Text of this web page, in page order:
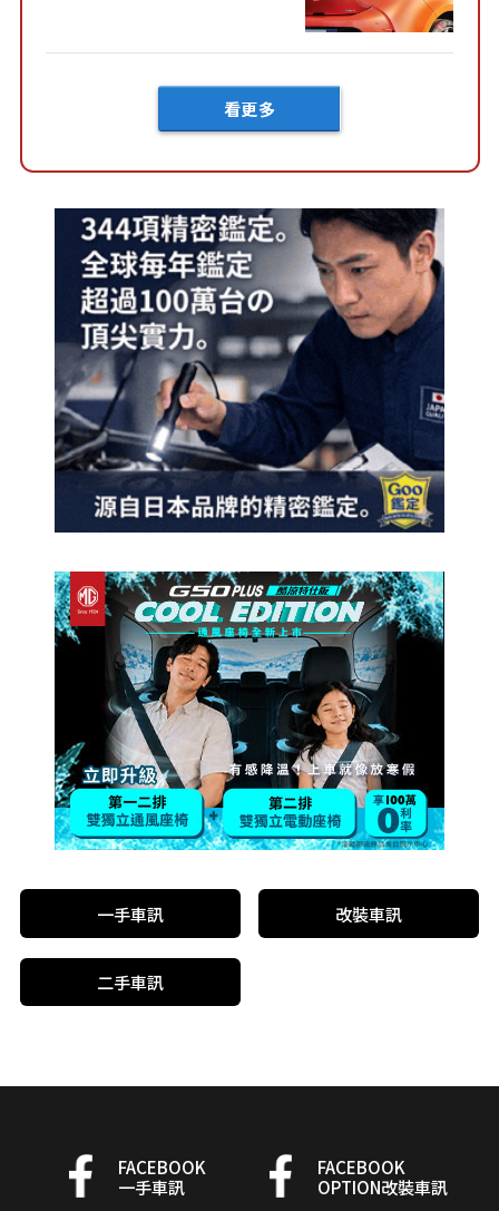
看更多
一手車訊 改裝車訊
二手車訊
FACEBOOK
一手車訊
FACEBOOK
OPTION改裝車訊